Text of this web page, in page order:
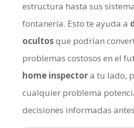
estructura hasta sus
fontanería. Esto te ayuda a
ocultosque podrían
problemas costosos en el
home inspectora tu lado,
cualquier problema
decisiones informadas